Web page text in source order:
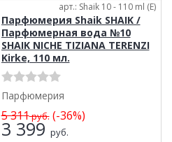
арт.: Shaik 10 - 110 ml (E)
Парфюмерия Shaik SHAIK /
Парфюмерная вода №10
SHAIK NICHE TIZIANA TERENZI
Kirke, 110 мл.
Парфюмерия
5 311руб.(-36%)
3 399 руб.